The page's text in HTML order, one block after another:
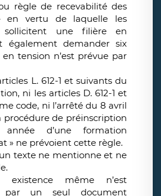
règle de recevabilité des
en vertu de laquelle les
une filière en
également demander six
tension n’est prévue par
L. 612-1 et suivants du
ni les articles D. 612-1 et
code, ni l’arrêté du 8 avril
procédure de préinscription
d’une formation
» ne prévoient cette règle.
texte ne mentionne et ne
existence même n’est
par un seul document